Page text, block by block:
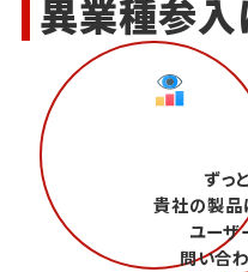
異業種参入
ずっ
貴社の製品
ユーザ
問い合